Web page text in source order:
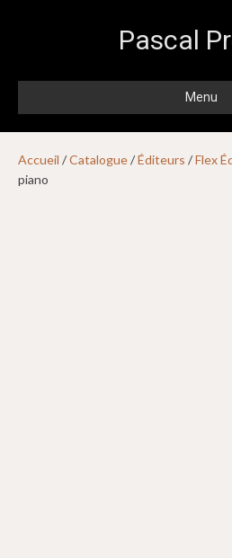
Pascal
Menu
Accueil /Catalogue/Éditeurs /Flex
piano